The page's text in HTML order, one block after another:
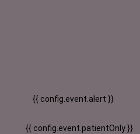
{{ config.event.alert }}
{{ config.event.patientOnly }}